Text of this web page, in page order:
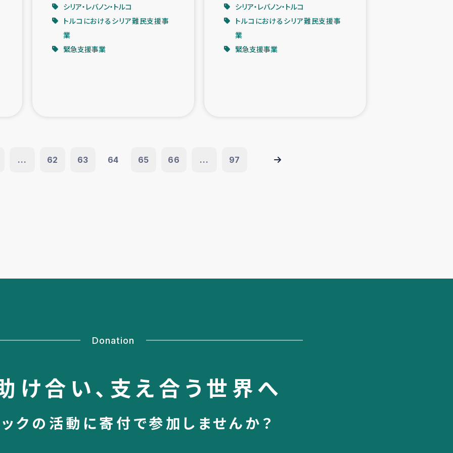
シリア・レバノン・トルコ
トルコにおけるシリア難民支援事
業
緊急支援事業
シリア・レバノン・トルコ
トルコにおけるシリア難民支援事
業
緊急支援事業
... 62 63 64 65 66 ... 97
Donation
け合い、 支え合う世界へ
クの活動に寄付で参加しませんか？